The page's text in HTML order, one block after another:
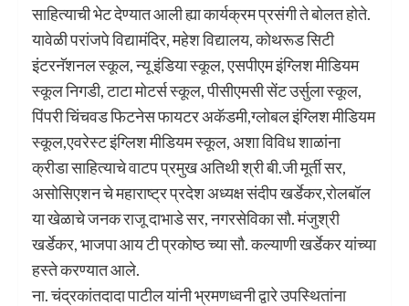
साहित्याची भेट देण्यात आली ह्या कार्यक्रम प्रसंगी ते बोलत होते.
यावेळी परांजपे विद्यामंदिर, महेश विद्यालय, कोथरूड सिटी
इंटरनॅशनल स्कूल, न्यू इंडिया स्कूल, एसपीएम इंग्लिश मीडियम
स्कूल निगडी, टाटा मोटर्स स्कूल, पीसीएमसी सेंट उर्सुला स्कूल,
पिंपरी चिंचवड फिटनेस फायटर अकॅडमी,ग्लोबल इंग्लिश मीडियम
स्कूल,एवरेस्ट इंग्लिश मीडियम स्कूल, अशा विविध शाळांना
क्रीडा साहित्याचे वाटप प्रमुख अतिथी श्री बी.जी मूर्ती सर,
असोसिएशन चे महाराष्ट्र प्रदेश अध्यक्ष संदीप खर्डेकर,रोलबॉल
या खेळाचे जनक राजू दाभाडे सर, नगरसेविका सौ. मंजुश्री
खर्डेकर, भाजपा आय टी प्रकोष्ठ च्या सौ. कल्याणी खर्डेकर यांच्या
हस्ते करण्यात आले.
ना. चंद्रकांतदादा पाटील यांनी भ्रमणध्वनी द्वारे उपस्थितांना